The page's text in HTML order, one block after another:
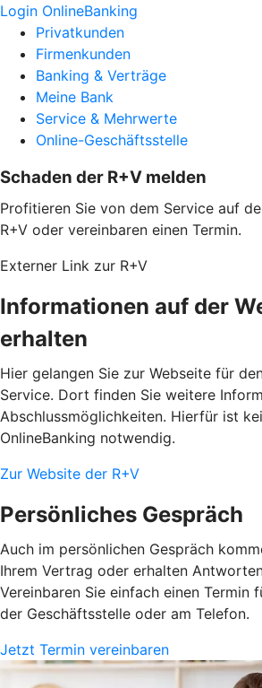
Login OnlineBanking
Privatkunden
Firmenkunden
Banking & Verträge
Meine Bank
Service & Mehrwerte
Online-Geschäftsstelle
Schaden der R+V melden
Profitieren Sie von dem Service auf
R+V oder vereinbaren einen Termin.
Externer Link zur R+V
Informationen auf der
erhalten
Hier gelangen Sie zur Webseite für
Service. Dort finden Sie weitere
Abschlussmöglichkeiten. Hierfür ist
OnlineBanking notwendig.
Zur Website der R+V
Persönliches Gespräch
Auch im persönlichen Gespräch
Ihrem Vertrag oder erhalten
Vereinbaren Sie einfach einen Termin
der Geschäftsstelle oder am Telefon.
Jetzt Termin vereinbaren